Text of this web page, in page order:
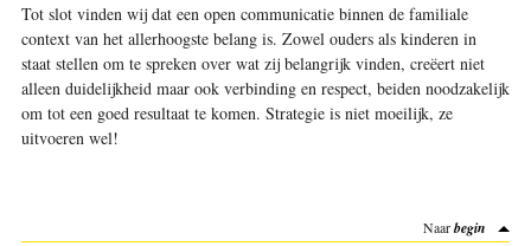
Tot slot vinden wij dat een open communicatie binnen de familiale
context van het allerhoogste belang is. Zowel ouders als kinderen in
staat stellen om te spreken over wat zij belangrijk vinden, creëert niet
alleen duidelijkheid maar ook verbinding en respect, beiden noodzakelijk
om tot een goed resultaat te komen. Strategie is niet moeilijk, ze
uitvoeren wel!
Naarbegin